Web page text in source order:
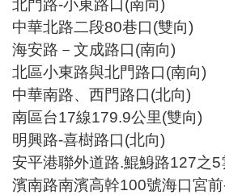
北門路-小東路口(南向)
中華北路二段80巷口(雙向)
海安路－文成路口(南向)
北區小東路與北門路口(南向)
中華南路、西門路口(北向)
南區台17線179.9公里(雙向)
明興路-喜樹路口(北向)
安平港聯外道路.鯤鯓路127之
濱南路南濱高幹100號海口宮